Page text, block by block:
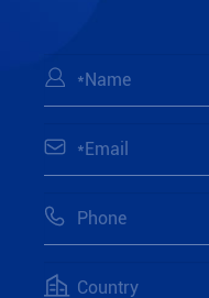



